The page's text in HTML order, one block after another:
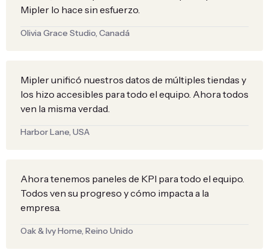
Mipler lo hace sin esfuerzo.
Olivia Grace Studio, Canadá
Mipler unificó nuestros datos de múltiples tiendas y
los hizo accesibles para todo el equipo. Ahora todos
ven la misma verdad.
Harbor Lane, USA
Ahora tenemos paneles de KPI para todo el equipo.
Todos ven su progreso y cómo impacta a la
empresa.
Oak & Ivy Home, Reino Unido